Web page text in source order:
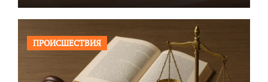
ПРОИСШЕСТВИЯ